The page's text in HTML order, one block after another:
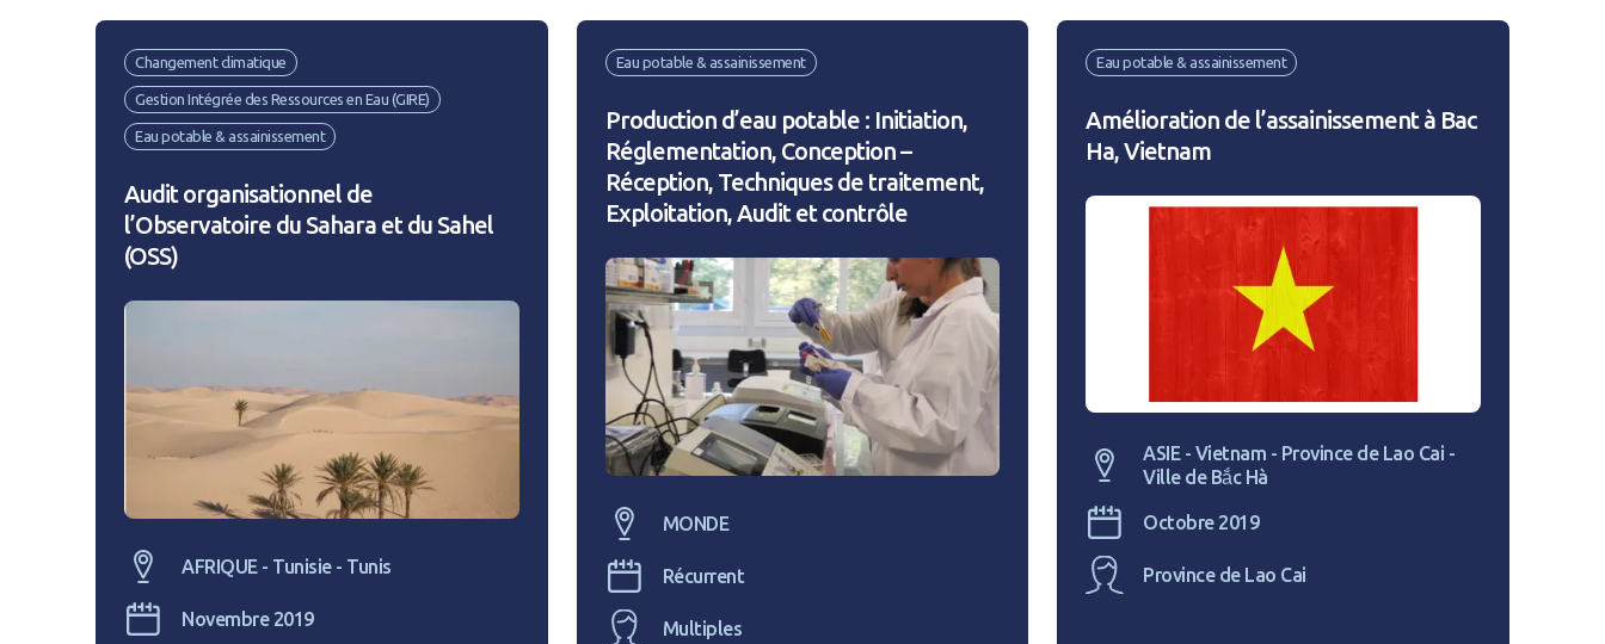
Changement climatique
Gestion Intégrée des Ressources en Eau (GIRE)
Eau potable & assainissement
Audit organisationnel de
l’Observatoire du Sahara et du Sahel
(OSS)
AFRIQUE - Tunisie - Tunis
Novembre 2019
Eau potable & assainissement
Production d’eau potable : Initiation,
Réglementation, Conception –
Réception, Techniques de traitement,
Exploitation, Audit et contrôle
MONDE
Récurrent
Multiples
Eau potable & assainissement
Amélioration de l’assainissement à Bac
Ha, Vietnam
ASIE - Vietnam - Province de Lao Cai -
Ville de Bắc Hà
Octobre 2019
Province de Lao Cai
Afficher / cacher le mot de passe
Rester connecté(e)
CONNEXION